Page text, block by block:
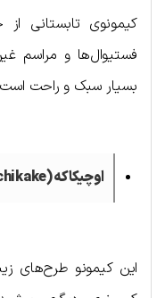
کیمونوی تابستانی
فستیوال‌ها و مراسم
بسیار سبک و راحت
اوچیکاکه (
این کیمونو طرح‌های